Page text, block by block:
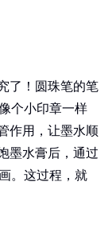
了！圆珠笔的笔
个小印章一样
作用，让墨水顺
墨水膏后，通过
。这过程，就